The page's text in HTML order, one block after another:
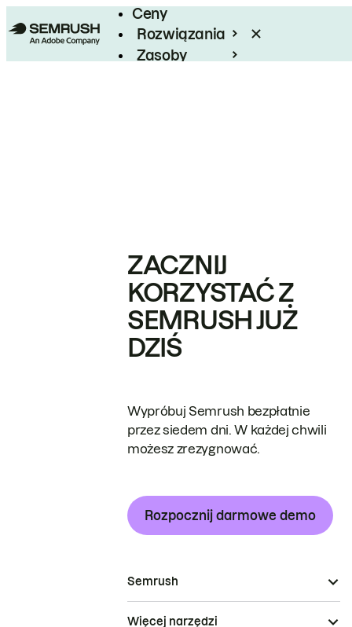
Ceny
Rozwiązania
Zasoby
ZACZNIJ
KORZYSTAĆ Z
SEMRUSH JUŻ
DZIŚ
Wypróbuj Semrush bezpłatnie
przez siedem dni. W każdej chwili
możesz zrezygnować.
Rozpocznij darmowe demo
Semrush
Więcej narzędzi